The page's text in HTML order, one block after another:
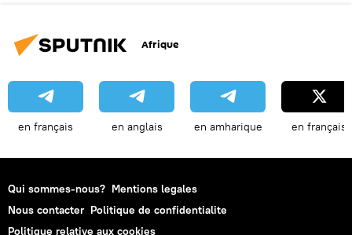
Afrique
en français en anglais en amharique en français
Qui sommes-nous? Mentions legales
Nous contacter Politique de confidentialite
Politique relative aux cookies